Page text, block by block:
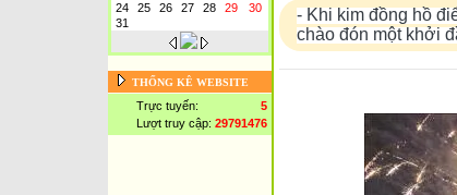
24
25 26 27 28 29
30
31
THỐNG KÊ WEBSITE
Trực tuyến:
5
Lượt truy cập: 29791476
- Khi kim đồng hồ
chào đón một khởi